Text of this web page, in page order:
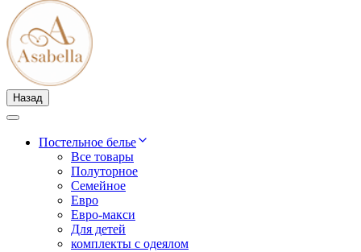
Назад
Постельное белье
Все товары
Полуторное
Семейное
Евро
Евро-макси
Для детей
комплекты с одеялом